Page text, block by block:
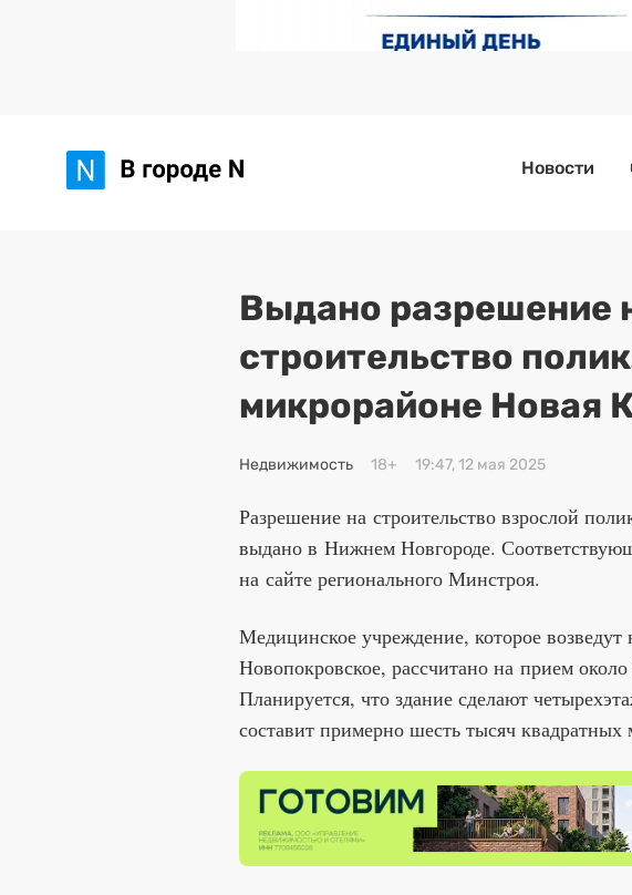
Новости
Выдано разрешение
строительство
микрорайоне Новая
Недвижимость 18+ 19:47, 12 мая 2025
Разрешение на строительство взрослой
выдано в Нижнем Новгороде.
на сайте регионального Минстроя.
Медицинское учреждение, которое возведут
Новопокровское, рассчитано на прием
Планируется, что здание сделают
составит примерно шесть тысяч квадратных